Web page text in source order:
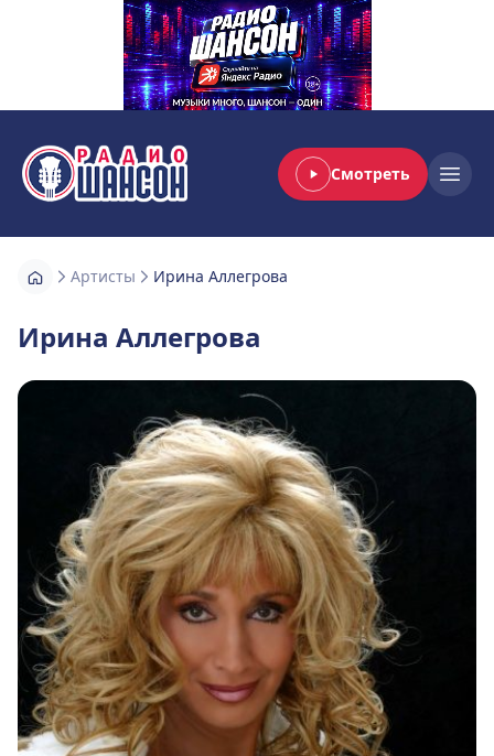
Радио Шансон Смотреть
Артисты Ирина Аллегрова
Ирина Аллегрова